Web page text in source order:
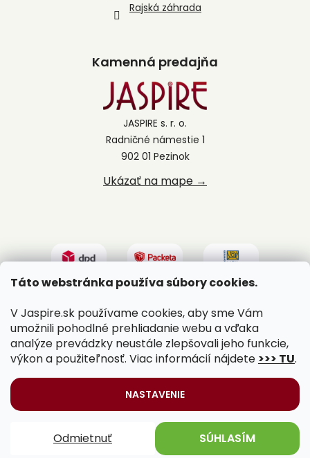
Táto webstránka používa súbory cookies.
V Jaspire.sk používame cookies, aby sme Vám
umožnili pohodlné prehliadanie webu a vďaka
analýze prevádzky neustále zlepšovali jeho funkcie,
výkon a použiteľnosť. Viac informácií nájdete >>> TU.
NASTAVENIE
Odmietnuť SÚHLASÍM
Rajská záhrada
Kamenná predajňa
JASPIRE s. r. o.
Radničné námestie 1
902 01 Pezinok
Ukázať na mape →
Jaspire.sk. Všetky práva vyhradené.
Upraviť nastavenie cookies